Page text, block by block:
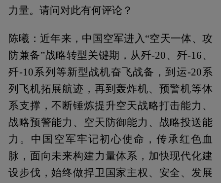
力量。请问对此有何评论？
陈曦：近年来，中国空军进入“空天一体、攻
防兼备”战略转型关键期，从歼-20、歼-16、
歼-10系列等新型战机奋飞战备，到运-20系
列飞机拓展航迹，再到轰炸机、预警机等体
系支撑，不断锤炼提升空天战略打击能力、
战略预警能力、空天防御能力、战略投送能
力。中国空军牢记初心使命，传承红色血
脉，面向未来构建力量体系，加快现代化建
设步伐，始终做捍卫国家主权、安全、发展